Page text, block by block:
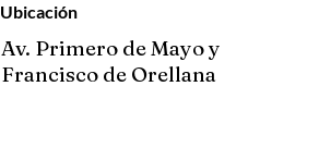
Ubicación
Av. Primero de Mayo y
Francisco de Orellana